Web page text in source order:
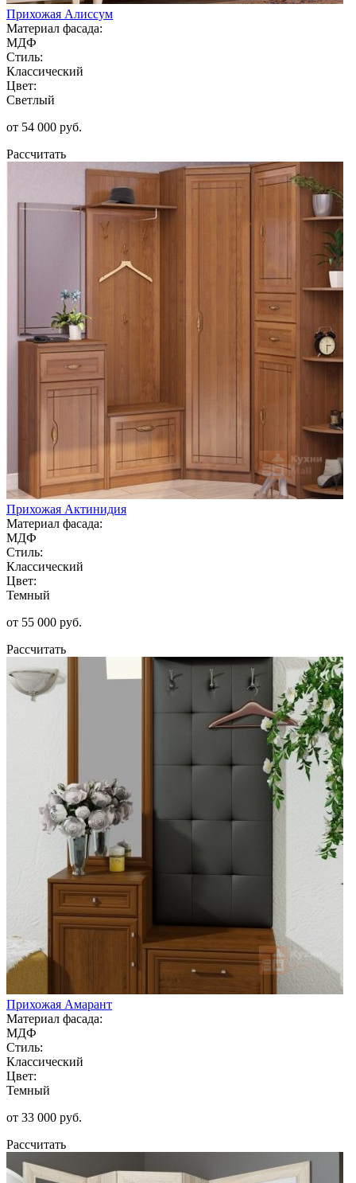
Прихожая Алиссум
Материал фасада:
МДФ
Стиль:
Классический
Цвет:
Светлый
от 54 000 руб.
Рассчитать
Прихожая Актинидия
Материал фасада:
МДФ
Стиль:
Классический
Цвет:
Темный
от 55 000 руб.
Рассчитать
Прихожая Амарант
Материал фасада:
МДФ
Стиль:
Классический
Цвет:
Темный
от 33 000 руб.
Рассчитать